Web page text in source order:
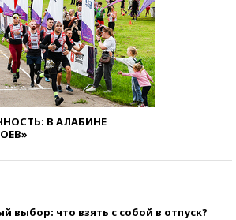
В АЛАБИНЕ
выбор: что взять с собой в отпуск?